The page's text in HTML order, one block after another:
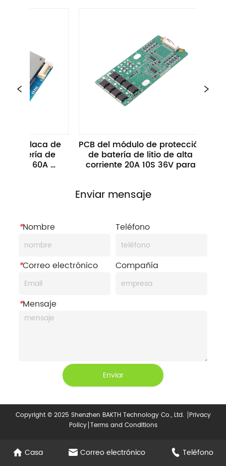
de PCB del módulo de protección
de batería de litio de alta
corriente 20A 10S 36V para
Enviar mensaje
*Nombre Teléfono
*Correo electrónico Compañía
*Mensaje
Enviar
Copyright © 2025 Shenzhen BAKTH Technology Co., Ltd.
Privacy
Policy Terms and Conditions
Casa Correo electrónico Teléfono